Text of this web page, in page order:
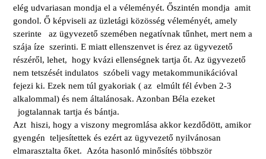
elég udvariasan mondja el a véleményét. Őszintén mondja amit
gondol. Ő képviseli az üzletági közösség véleményét, amely
szerinte az ügyvezető szemében negatívnak tűnhet, mert nem a
szája íze szerinti. E miatt ellenszenvet is érez az ügyvezető
részéről, lehet, hogy kvázi ellenségnek tartja őt. Az ügyvezető
nem tetszését indulatos szóbeli vagy metakommunikációval
fejezi ki. Ezek nem túl gyakoriak ( az elmúlt fél évben 2-3
alkalommal) és nem általánosak. Azonban Béla ezeket
jogtalannak tartja és bántja.
Azt hiszi, hogy a viszony megromlása akkor kezdődött, amikor
gyengén teljesítettek és ezért az ügyvezető nyilvánosan
elmarasztalta őket. Azóta hasonló minősítés többször